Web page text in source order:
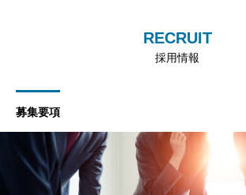
RECRUIT
採用情報
募集要項